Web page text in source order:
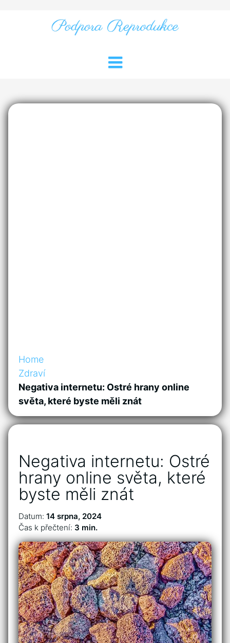
Home
Zdraví
Negativa internetu: Ostré hrany online
světa, které byste měli znát
Negativa internetu: Ostré
hrany online světa, které
byste měli znát
Datum: 14 srpna, 2024
Čas k přečtení: 3 min.